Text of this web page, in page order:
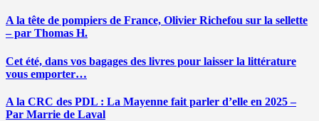
A la tête de pompiers de France, Olivier Richefou sur la sellette
– par Thomas H.
Cet été, dans vos bagages des livres pour laisser la littérature
vous emporter…
A la CRC des PDL : La Mayenne fait parler d’elle en 2025 –
Par Marrie de Laval